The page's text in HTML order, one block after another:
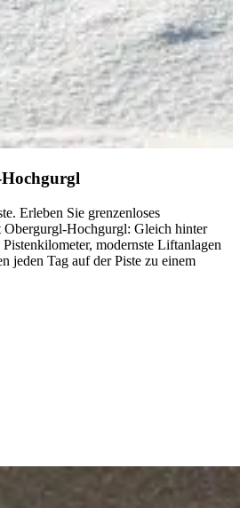
Erleben Sie grenzenloses
Obergurgl-Hochgurgl: Gleich hinter
modernste Liftanlagen
jeden Tag auf der Piste zu einem